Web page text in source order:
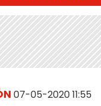
07-05-2020 11:55